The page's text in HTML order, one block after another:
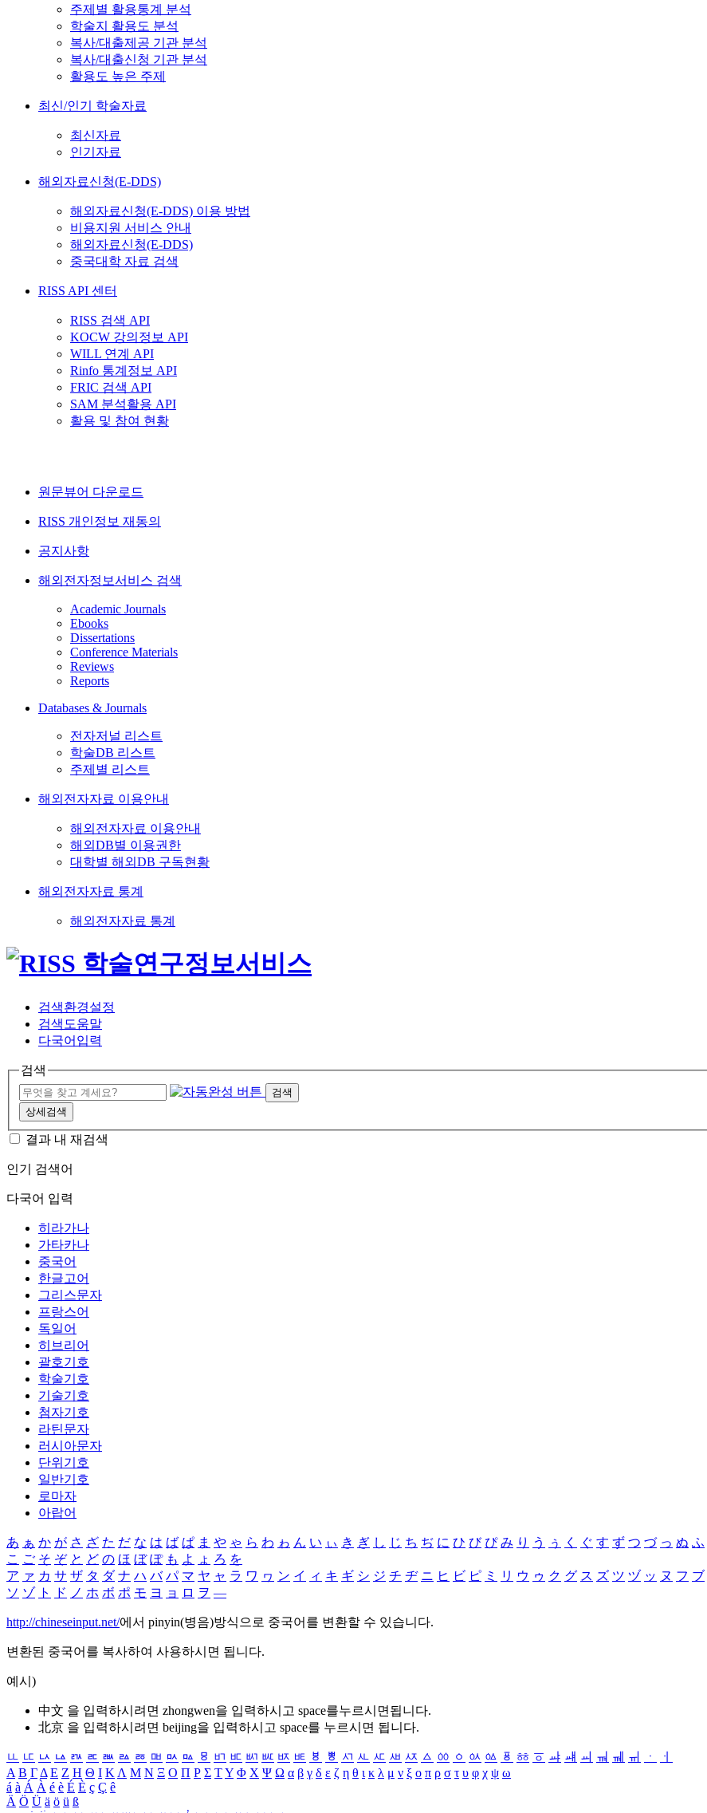
주제별 활용통계 분석
학술지 활용도 분석
복사/대출제공 기관 분석
복사/대출신청 기관 분석
활용도 높은 주제
최신/인기 학술자료
최신자료
인기자료
해외자료신청(E-DDS)
해외자료신청(E-DDS) 이용 방법
비용지원 서비스 안내
해외자료신청(E-DDS)
중국대학 자료 검색
RISS API 센터
RISS 검색 API
KOCW 강의정보 API
WILL 연계 API
Rinfo 통계정보 API
FRIC 검색 API
SAM 분석활용 API
활용 및 참여 현황
원문뷰어 다운로드
RISS 개인정보 재동의
공지사항
해외전자정보서비스 검색
Academic Journals
Ebooks
Dissertations
Conference Materials
Reviews
Reports
Databases & Journals
전자저널 리스트
학술DB 리스트
주제별 리스트
해외전자자료 이용안내
해외전자자료 이용안내
해외DB별 이용권한
대학별 해외DB 구독현황
해외전자자료 통계
해외전자자료 통계
검색환경설정
검색도움말
다국어입력
검색
검색
상세검색
결과 내 재검색
인기 검색어
다국어 입력
히라가나
가타카나
중국어
한글고어
그리스문자
프랑스어
독일어
히브리어
괄호기호
학술기호
기술기호
첨자기호
라틴문자
러시아문자
단위기호
일반기호
로마자
아랍어
あ ぁ か が さ ざ た だ な は ば ぱ ま や ゃ ら わ ゎ ん い ぃ き ぎ し じ ち ぢ に ひ び ぴ み り う ぅ く ぐ す ず つ づ っ ぬ ふ
こ ご そ ぞ と ど の ほ ぼ ぽ も よ ょ ろ を
ア ァ カ サ ザ タ ダ ナ ハ バ パ マ ヤ ャ ラ ワ ヮ ン イ ィ キ ギ シ ジ チ ヂ ニ ヒ ビ ピ ミ リ ウ ゥ ク グ ス ズ ツ ヅ ッ ヌ フ ブ
ソ ゾ ト ド ノ ホ ボ ポ モ ヨ ョ ロ ヲ ―
http://chineseinput.net/에서 pinyin(병음)방식으로 중국어를 변환할 수 있습니다.
변환된 중국어를 복사하여 사용하시면 됩니다.
예시)
中文 을 입력하시려면 zhongwen을 입력하시고 space를누르시면됩니다.
北京 을 입력하시려면 beijing을 입력하시고 space를 누르시면 됩니다.
ㅥ ㅦ ㅧ ㅨ ㅩ ㅪ ㅫ ㅬ ㅭ ㅮ ㅯ ㅰ ㅱ ㅲ ㅳ ㅴ ㅵ ㅶ ㅷ ㅸ ㅹ ㅺ ㅻ ㅼ ㅽ ㅾ ㅿ ㆀ ㆁ ㆂ ㆃ ㆄ ㆅ ㆆ ㆇ ㆈ ㆉ ㆊ ㆋ ㆌ ㆍ
ㆎ
Α Β ΓΔ Ε Ζ Η Θ Ι ΚΛ Μ Ν Ξ Ο Π Ρ Σ ΤΥ Φ Χ Ψ Ω α β γ δ ε ζ η θ ι κ λ μ ν ξ ο π ρ σ τ υ φ χ ψ ω
á à Á À é è É È ç Ç ê
Ä Ö Ü ä ö ü ß